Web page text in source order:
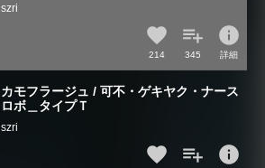
szri
214 345
info
詳細
カモフラージュ / 可不・ゲキヤク・ナース
ロボ＿タイプＴ
szri
info